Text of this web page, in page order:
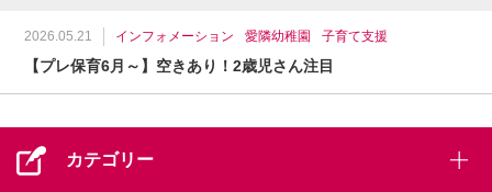
2026.05.21 インフォメーション 愛隣幼稚園 子育て支援
【プレ保育6月～】空きあり！2歳児さん注目
カテゴリー